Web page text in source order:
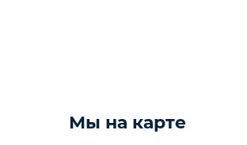
ОБОРУДОВАНИЕ
Мы на карте